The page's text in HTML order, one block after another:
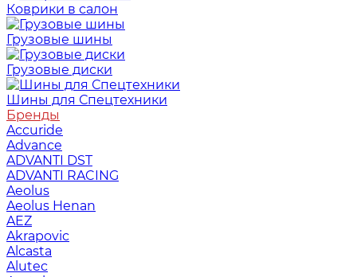
Коврики в салон
Грузовые шины
Грузовые диски
Шины для Спецтехники
Бренды
Accuride
Advance
ADVANTI DST
ADVANTI RACING
Aeolus
Aeolus Henan
AEZ
Akrapovic
Alcasta
Alutec